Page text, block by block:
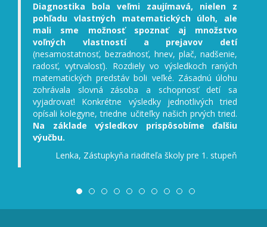
Diagnostika bola veľmi zaujímavá, nielen z
pohľadu vlastných matematických úloh, ale
mali sme možnosť spoznať aj množstvo
voľných vlastností a prejavov detí
(nesamostatnosť, bezradnosť, hnev, plač, nadšenie,
radosť, vytrvalosť). Rozdiely vo výsledkoch raných
matematických predstáv boli veľké. Zásadnú úlohu
zohrávala slovná zásoba a schopnosť detí sa
vyjadrovať! Konkrétne výsledky jednotlivých tried
opísali kolegyne, triedne učiteľky našich prvých tried.
Na základe výsledkov prispôsobíme ďalšiu
výučbu.
Lenka, Zástupkyňa riaditeľa školy pre 1. stupeň